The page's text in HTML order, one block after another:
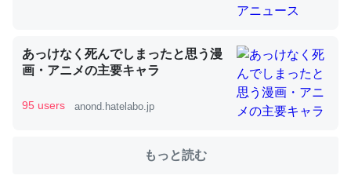
ちぼちRingも置こうかと画策中。あと、Googleマップで
位置情報を共有してる。電池残量や充電中かが分かるので
─たまにLINEするくらいだった遠方の父67歳と僕。ITツール導入で
あっけなく死んでしまったと思う漫
画・アニメの主要キャラ
95 users anond.hatelabo.jp
もっと読む